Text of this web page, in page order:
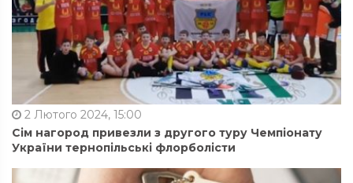
2 Лютого 2024, 15:00
Сім нагород привезли з другого туру Чемпіонату
України тернопільські флорболісти